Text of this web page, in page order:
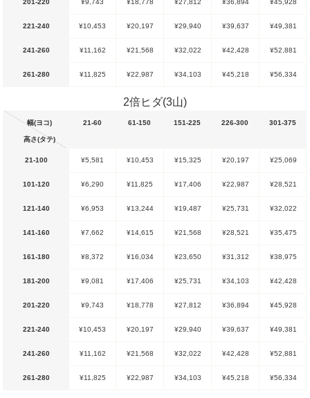
201-220 ¥9,743 ¥18,778 ¥27,812 ¥36,894 ¥45,928
221-240 ¥10,453 ¥20,197 ¥29,940 ¥39,637 ¥49,381
241-260 ¥11,162 ¥21,568 ¥32,022 ¥42,428 ¥52,881
261-280 ¥11,825 ¥22,987 ¥34,103 ¥45,218 ¥56,334
2倍ヒダ(3山)
幅(ヨコ)
高さ(タテ)
21-60 61-150 151-225 226-300 301-375
21-100 ¥5,581 ¥10,453 ¥15,325 ¥20,197 ¥25,069
101-120 ¥6,290 ¥11,825 ¥17,406 ¥22,987 ¥28,521
121-140 ¥6,953 ¥13,244 ¥19,487 ¥25,731 ¥32,022
141-160 ¥7,662 ¥14,615 ¥21,568 ¥28,521 ¥35,475
161-180 ¥8,372 ¥16,034 ¥23,650 ¥31,312 ¥38,975
181-200 ¥9,081 ¥17,406 ¥25,731 ¥34,103 ¥42,428
201-220 ¥9,743 ¥18,778 ¥27,812 ¥36,894 ¥45,928
221-240 ¥10,453 ¥20,197 ¥29,940 ¥39,637 ¥49,381
241-260 ¥11,162 ¥21,568 ¥32,022 ¥42,428 ¥52,881
261-280 ¥11,825 ¥22,987 ¥34,103 ¥45,218 ¥56,334